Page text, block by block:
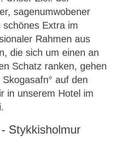
sagenumwobener
Extra im
Rahmen aus
die sich um einen an
Schatz ranken, gehen
auf den
in unserem Hotel im
Stykkisholmur